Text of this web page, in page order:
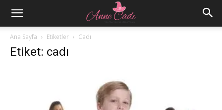
Ana Sayfa Etiketler Cadı
Etiket: cadı